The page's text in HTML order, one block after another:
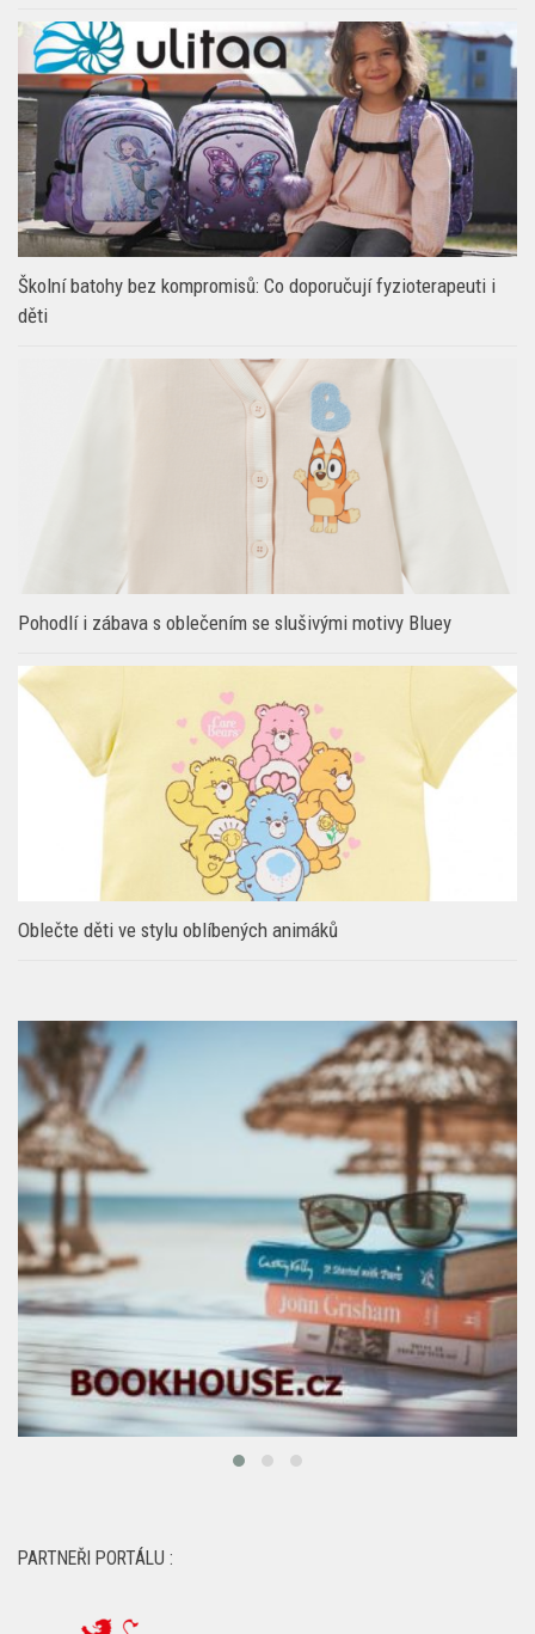
Školní batohy bez kompromisů: Co doporučují fyzioterapeuti i
děti
Pohodlí i zábava s oblečením se slušivými motivy Bluey
Oblečte děti ve stylu oblíbených animáků
PARTNEŘI PORTÁLU :